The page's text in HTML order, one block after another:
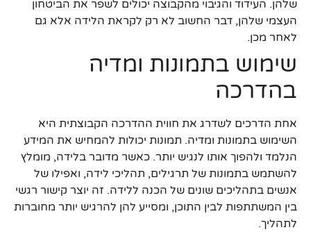
שלהן. העידוד והגיבוי מהקבוצה יכולים לשפר את הביטחון
העצמי שלהן, דבר החשוב לא רק לקראת הלידה אלא גם
לאחר מכן.
שימוש בתמונות ומדיה
בהדרכה
אחת הדרכים לשדרג את חווית ההדרכה הקבוצתית היא
השימוש בתמונות ומדיה. תמונות יכולות להמחיש את המידע
הנלמד ולהפוך אותו לנגיש יותר. כאשר מדובר בלידה, מומלץ
להשתמש בתמונות של תרגילים, תהליכי לידה, ואפילו של
אנשים בתהליכים שונים של הכנה ללידה. זה יוצר קישור רגשי
בין המשתתפות לבין התוכן, ומסייע להן להרגיש יותר מחוברות
לתהליך.